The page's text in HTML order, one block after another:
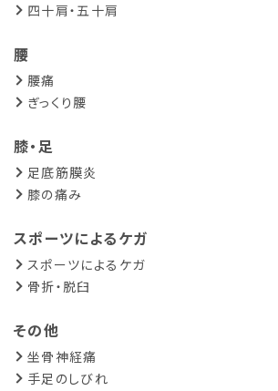
四十肩・五十肩
腰
腰痛
ぎっくり腰
膝・足
足底筋膜炎
膝の痛み
スポーツによるケガ
スポーツによるケガ
骨折・脱臼
その他
坐骨神経痛
手足のしびれ